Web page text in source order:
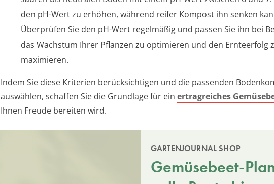
den pH-Wert zu erhöhen, während reifer Kompost ihn senken
Überprüfen Sie den pH-Wert regelmäßig und passen Sie ihn bei
das Wachstum Ihrer Pflanzen zu optimieren und den Ernteerfolg
maximieren.
Indem Sie diese Kriterien berücksichtigen und die passenden
auswählen, schaffen Sie die Grundlage für ein ertragreiches
Ihnen Freude bereiten wird.
GARTENJOURNAL SHOP
Gemüsebeet-